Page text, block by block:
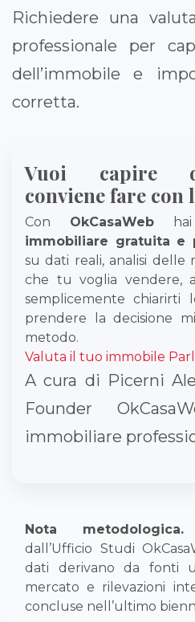
Richiedere una
professionale per
dell’immobile e
corretta.
Vuoi capire
conviene fare con
Con OkCasaWeb
immobiliare gratuita e
su dati reali, analisi delle
che tu voglia vendere,
semplicemente chiarirti
prendere la decisione
metodo.
Valuta il tuo immobile
A cura di Picerni
Founder
immobiliare
Nota metodologica.
dall’Ufficio Studi
dati derivano da fonti
mercato e rilevazioni
concluse nell’ultimo